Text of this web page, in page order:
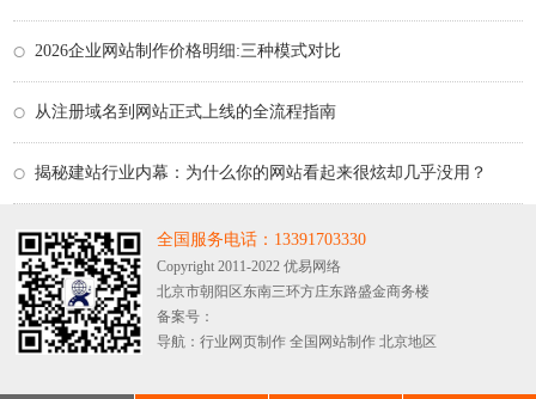
2026企业网站制作价格明细:三种模式对比
从注册域名到网站正式上线的全流程指南
揭秘建站行业内幕：为什么你的网站看起来很炫却几乎没用？
全国服务电话：13391703330
Copyright 2011-2022 优易网络
北京市朝阳区东南三环方庄东路盛金商务楼
备案号：
导航：行业网页制作 全国网站制作 北京地区